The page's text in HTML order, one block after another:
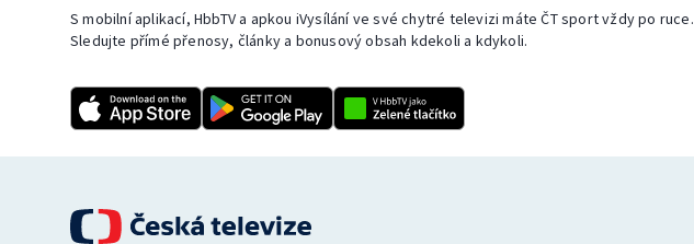
S mobilní aplikací, HbbTV a apkou iVysílání ve své chytré televizi máte ČT sport vždy po ruce.
Sledujte přímé přenosy, články a bonusový obsah kdekoli a kdykoli.